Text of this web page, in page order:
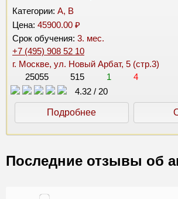
Категории: A, B
Цена: 45900.00 ₽
Срок обучения: 3. мес.
+7 (495) 908 52 10
г. Москве, ул. Новый Арбат, 5 (стр.3)
25055
515 1
4
4.32 / 20
Подробнее
Последние отзывы об